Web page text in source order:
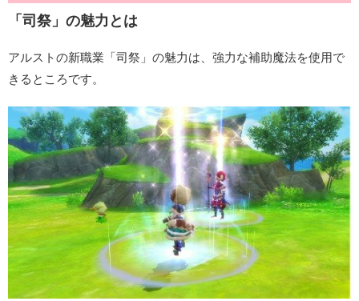
「司祭」の魅力とは
アルストの新職業「司祭」の魅力は、強力な補助魔法を使用で
きるところです。